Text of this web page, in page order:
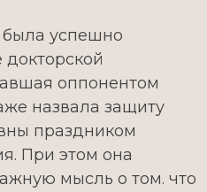
была успешно
оппонентом
назвала защиту
праздником
При этом она
мысль о том. что